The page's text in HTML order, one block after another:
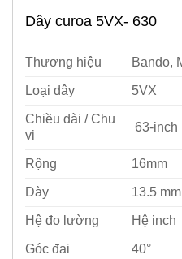
Dây curoa 5VX- 630
Thương hiệu Bando,
Loại dây 5VX
Chiều dài / Chu
vi
63-inch
Rộng 16mm
Dày 13.5 mm
Hệ đo lường Hệ inch
Góc đai 40°